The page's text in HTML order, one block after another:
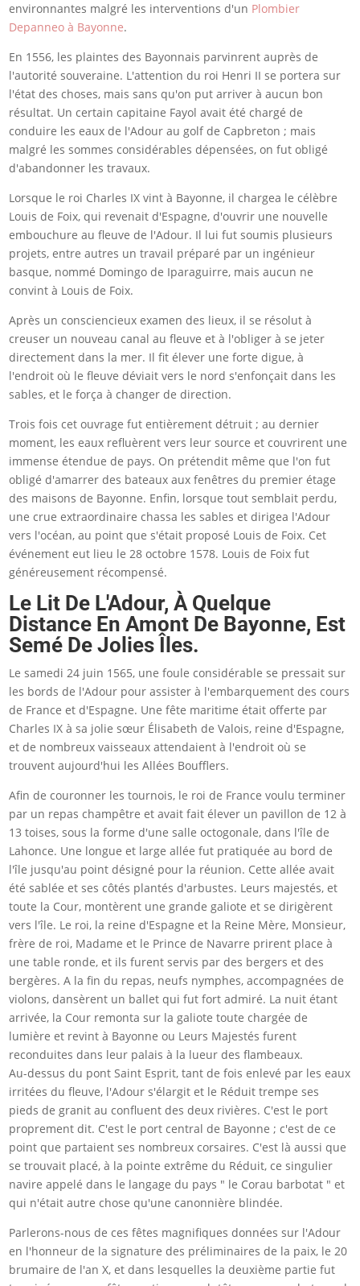
environnantes malgré les interventions d'un Plombier
Depanneo à Bayonne.
En 1556, les plaintes des Bayonnais parvinrent auprès de
l'autorité souveraine. L'attention du roi Henri II se portera sur
l'état des choses, mais sans qu'on put arriver à aucun bon
résultat. Un certain capitaine Fayol avait été chargé de
conduire les eaux de l'Adour au golf de Capbreton ; mais
malgré les sommes considérables dépensées, on fut obligé
d'abandonner les travaux.
Lorsque le roi Charles IX vint à Bayonne, il chargea le célèbre
Louis de Foix, qui revenait d'Espagne, d'ouvrir une nouvelle
embouchure au fleuve de l'Adour. Il lui fut soumis plusieurs
projets, entre autres un travail préparé par un ingénieur
basque, nommé Domingo de Iparaguirre, mais aucun ne
convint à Louis de Foix.
Après un consciencieux examen des lieux, il se résolut à
creuser un nouveau canal au fleuve et à l'obliger à se jeter
directement dans la mer. Il fit élever une forte digue, à
l'endroit où le fleuve déviait vers le nord s'enfonçait dans les
sables, et le força à changer de direction.
Trois fois cet ouvrage fut entièrement détruit ; au dernier
moment, les eaux refluèrent vers leur source et couvrirent une
immense étendue de pays. On prétendit même que l'on fut
obligé d'amarrer des bateaux aux fenêtres du premier étage
des maisons de Bayonne. Enfin, lorsque tout semblait perdu,
une crue extraordinaire chassa les sables et dirigea l'Adour
vers l'océan, au point que s'était proposé Louis de Foix. Cet
événement eut lieu le 28 octobre 1578. Louis de Foix fut
généreusement récompensé.
Le Lit De L'Adour, À Quelque
Distance En Amont De Bayonne, Est
Semé De Jolies Îles.
Le samedi 24 juin 1565, une foule considérable se pressait sur
les bords de l'Adour pour assister à l'embarquement des cours
de France et d'Espagne. Une fête maritime était offerte par
Charles IX à sa jolie sœur Élisabeth de Valois, reine d'Espagne,
et de nombreux vaisseaux attendaient à l'endroit où se
trouvent aujourd'hui les Allées Boufflers.
Afin de couronner les tournois, le roi de France voulu terminer
par un repas champêtre et avait fait élever un pavillon de 12 à
13 toises, sous la forme d'une salle octogonale, dans l'île de
Lahonce. Une longue et large allée fut pratiquée au bord de
l'île jusqu'au point désigné pour la réunion. Cette allée avait
été sablée et ses côtés plantés d'arbustes. Leurs majestés, et
toute la Cour, montèrent une grande galiote et se dirigèrent
vers l'île. Le roi, la reine d'Espagne et la Reine Mère, Monsieur,
frère de roi, Madame et le Prince de Navarre prirent place à
une table ronde, et ils furent servis par des bergers et des
bergères. A la fin du repas, neufs nymphes, accompagnées de
violons, dansèrent un ballet qui fut fort admiré. La nuit étant
arrivée, la Cour remonta sur la galiote toute chargée de
lumière et revint à Bayonne ou Leurs Majestés furent
reconduites dans leur palais à la lueur des flambeaux.
Au-dessus du pont Saint Esprit, tant de fois enlevé par les eaux
irritées du fleuve, l'Adour s'élargit et le Réduit trempe ses
pieds de granit au confluent des deux rivières. C'est le port
proprement dit. C'est le port central de Bayonne ; c'est de ce
point que partaient ses nombreux corsaires. C'est là aussi que
se trouvait placé, à la pointe extrême du Réduit, ce singulier
navire appelé dans le langage du pays " le Corau barbotat " et
qui n'était autre chose qu'une canonnière blindée.
Parlerons-nous de ces fêtes magnifiques données sur l'Adour
en l'honneur de la signature des préliminaires de la paix, le 20
brumaire de l'an X, et dans lesquelles la deuxième partie fut